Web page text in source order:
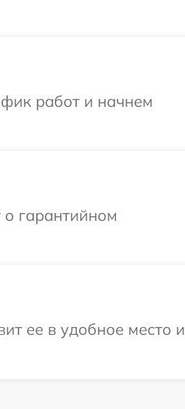
работ и начнем
о гарантийном
ее в удобное место и